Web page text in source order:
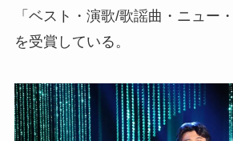
「ベスト・演歌/歌謡曲・ニュー
を受賞している。